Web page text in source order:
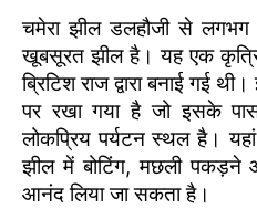
चमेरा झील डलहौजी से लगभग
खूबसूरत झील है। यह एक
ब्रिटिश राज द्वारा बनाई गई
पर रखा गया है जो इसके
लोकप्रिय पर्यटन स्थल है।
झील में बोटिंग, मछली पकड़ने
आनंद लिया जा सकता है।